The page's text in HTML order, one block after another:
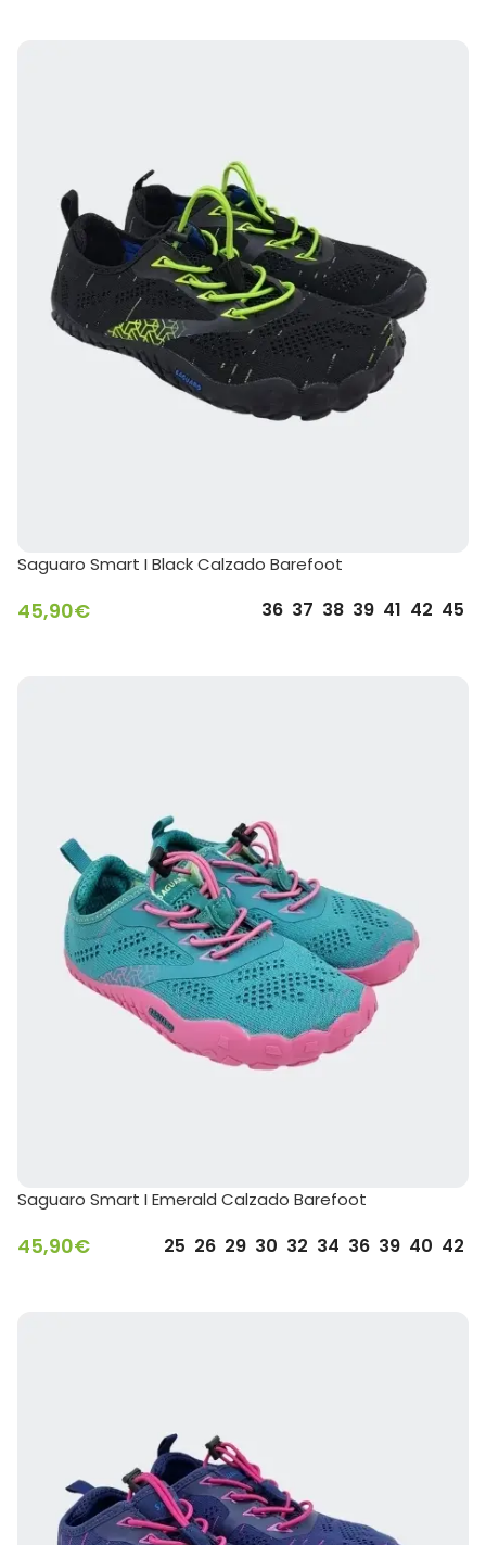
Saguaro Smart I Black Calzado Barefoot
45,90€ 36 37 38 39 41 42 45
Saguaro Smart I Emerald Calzado Barefoot
45,90€ 25 26 29 30 32 34 36 39 40 42